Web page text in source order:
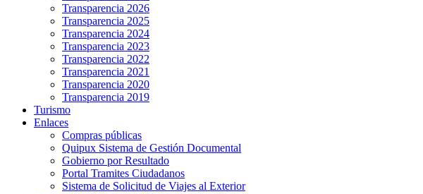
Transparencia 2026
Transparencia 2025
Transparencia 2024
Transparencia 2023
Transparencia 2022
Transparencia 2021
Transparencia 2020
Transparencia 2019
Turismo
Enlaces
Compras públicas
Quipux Sistema de Gestión Documental
Gobierno por Resultado
Portal Tramites Ciudadanos
Sistema de Solicitud de Viajes al Exterior